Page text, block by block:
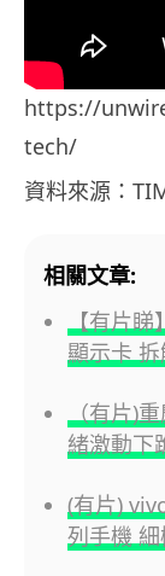
https://
tech/
資料來源：
相關文章:
【有片睇
顯示卡
（有片)
緒激動下
(有片)
列手機